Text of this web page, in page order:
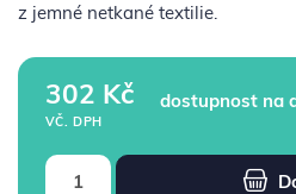
z jemné netkané textilie.
302 Kč
VČ. DPH
dostupnost na